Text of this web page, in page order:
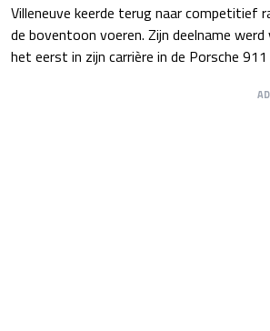
Villeneuve keerde terug naar competitief
de boventoon voeren. Zijn deelname
het eerst in zijn carrière in de Porsche